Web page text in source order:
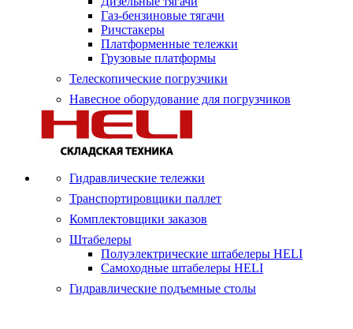
Газ-бензиновые тягачи
Ричстакеры
Платформенные тележки
Грузовые платформы
Телескопические погрузчики
Навесное оборудование для погрузчиков
Гидравлические тележки
Транспортировщики паллет
Комплектовщики заказов
Штабелеры
Полуэлектрические штабелеры HELI
Самоходные штабелеры HELI
Гидравлические подъемные столы